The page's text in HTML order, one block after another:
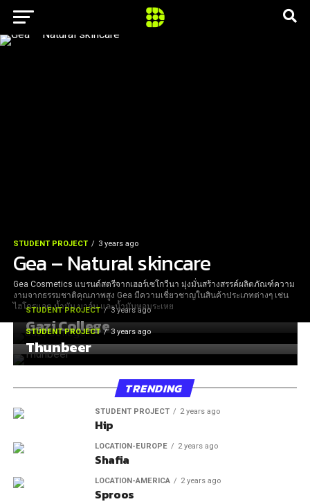
STUDENT PROJECT 3 years ago
Gea – Natural skincare
Gea Cosmetics แบรนด์สตรีจากเฮอร์เซโกวีนา มุ่งมั่นสร้างสรรค์ผลิตภัณฑ์ความ
งามจากธรรมชาติคุณภาพสูง Gea มีความเชี่ยวชาญในสินค้าประเภทต่างๆ เช่น
ไฮโดรแลต น้ำมัน บาล์ม และน้ำมันหอมระเหย
STUDENT PROJECT 3 years ago
Gazi College
STUDENT PROJECT 3 years ago
Thunbeer
TRENDING
STUDENT PROJECT 2 years ago
Hip
LOCATION-EUROPE 2 years ago
Shafia
LOCATION-AMERICA 2 years ago
Sproos